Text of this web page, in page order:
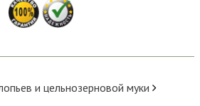
и цельнозерновой муки